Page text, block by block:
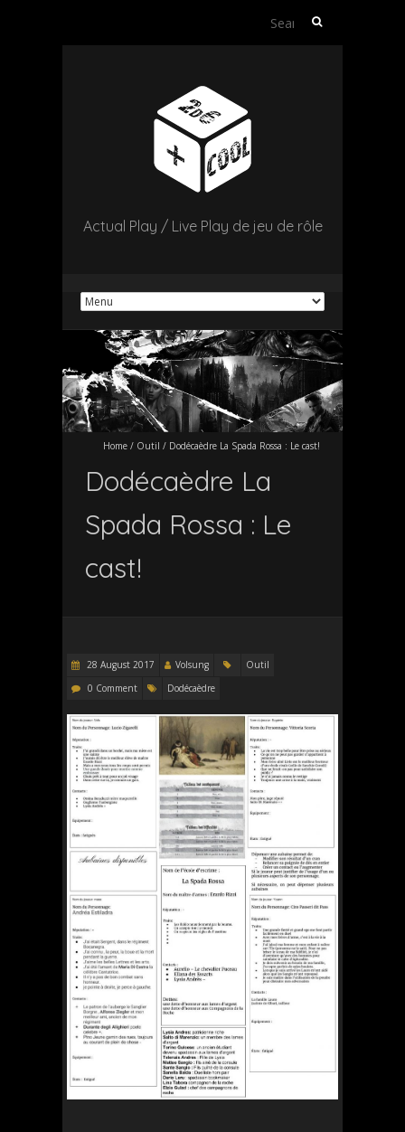
Search
Actual Play / Live Play de jeu de rôle
Home / Outil / Dodécaèdre La Spada Rossa : Le cast!
Dodécaèdre La
Spada Rossa : Le
cast!
28 August 2017 Volsung
Outil
0 Comment
Dodécaèdre